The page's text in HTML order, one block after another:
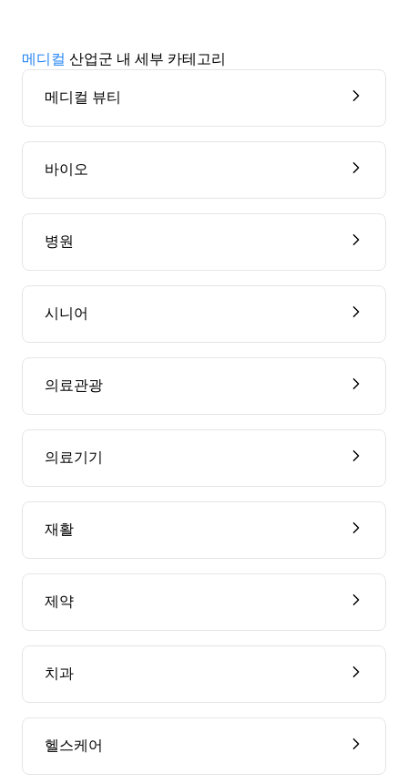
메디컬 산업군 내 세부 카테고리
메디컬 뷰티
바이오
병원
시니어
의료관광
의료기기
재활
제약
치과
헬스케어